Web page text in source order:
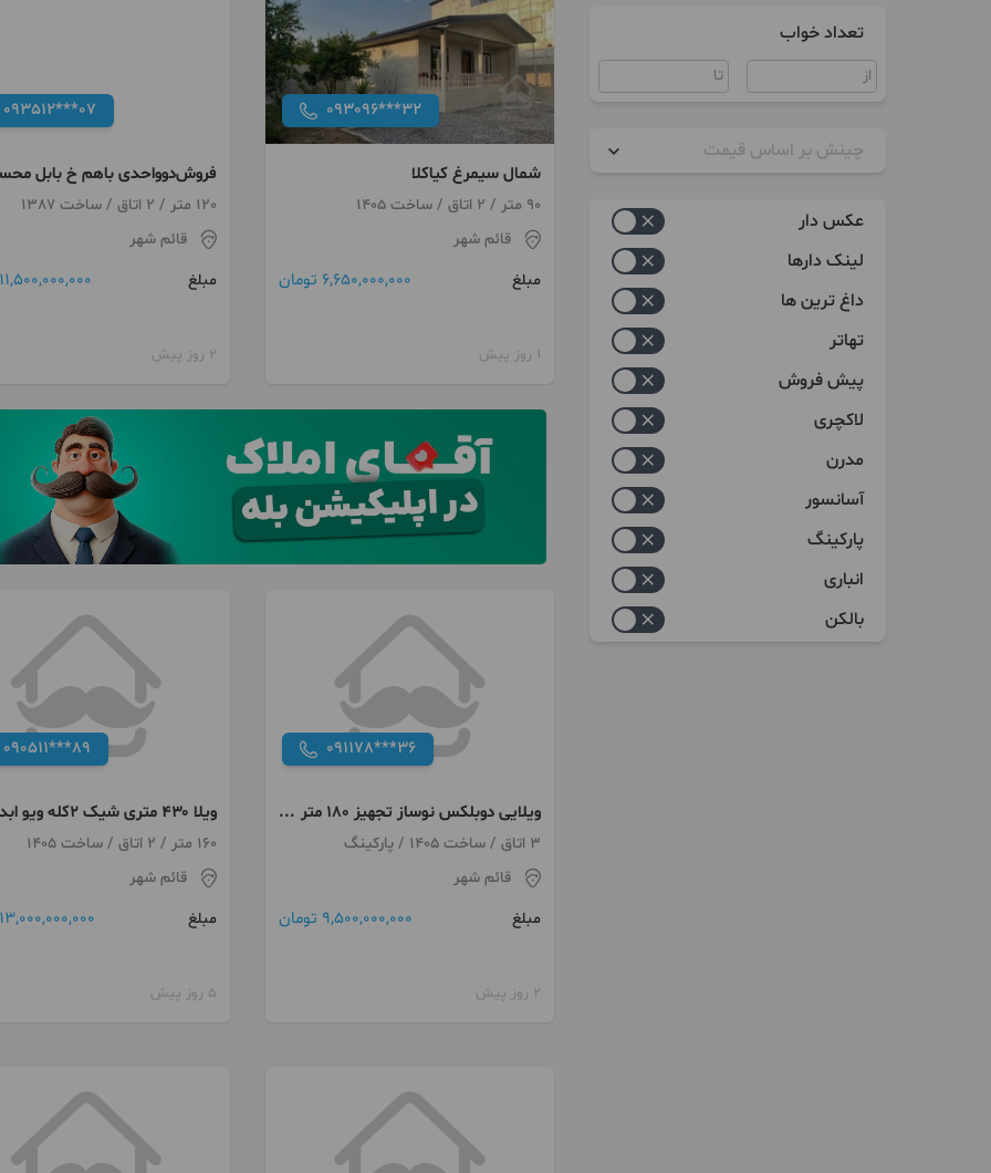
تعداد خواب
چینش بر اساس قیمت
عکس دار
لینک دارها
داغ ترین ها
تهاتر
پیش فروش
لاکچری
مدرن
آسانسور
پارکینگ
انباری
بالکن
093096***32
شمال سیمرغ کیاکلا
90 متر / 2 اتاق / ساخت 1405
قائم شهر
مبلغ
6,650,000,000 تومان
1 روز پیش
093512***07
فروش‌دوواحدی باهم خ بابل
120 متر / 2 اتاق / ساخت 1387
قائم شهر
مبلغ
11,500,000,000 تومان
2 روز پیش
091178***36
ویلایی دوبلکس نوساز تجهیز ۱۸۰ متر
کوچکسرا
3 اتاق / ساخت 1405 / پارکینگ
قائم شهر
مبلغ
9,500,000,000 تومان
2 روز پیش
090511***89
ویلا ۴۳۰ متری شیک ۲کله
جاده نظامی
160 متر / 2 اتاق / ساخت 1405
قائم شهر
مبلغ
13,000,000,000 تومان
5 روز پیش